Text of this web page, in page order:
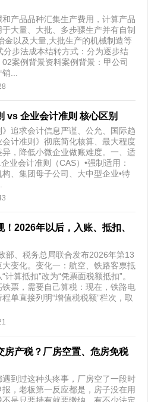
产品品种汇集生产费用，计算产品
大量、大批、多步骤生产并有自制
金以及大量,大批生产的机械制造等
步法成本结转方式：分为逐步结
案例背景资料案例背景：甲公司
...
vs 企业会计准则 核心区别
追求会计信息严谨、公允、国际趋
计准则》彻底简化核算、最大程度
，降低小微企业做账难度。一、适
业会计准则（CAS）•强制适用：
、集团母子公司、大中型企业•特
2026年以后，入账、抵扣、
部、税务总局联合发布2026年第13
变化。变化一：航空、铁路客票抵
算抵扣”改为“凭票面税额抵扣”。
票，需要自己算税：现在，铁路电
单直接列明“增值税税额”栏次，取
房产税？厂房空置、危房免税
到过这种头疼事，厂房空了一段时
，老板第一反应都是，房子没在用